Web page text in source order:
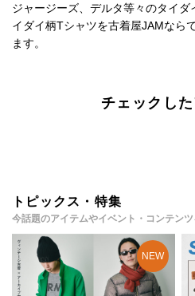
ジャージーズ、デルタ等々のタイ
イダイ柄Tシャツを古着屋JAMなら
ます。
チェックし
トピックス・特集
今話題のアイテムやイベント・コンテン